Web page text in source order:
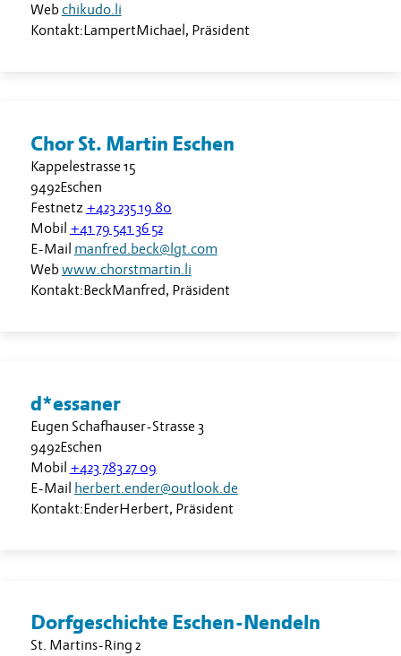
Webchikudo.li
Kontakt:LampertMichael, Präsident
Chor St. Martin Eschen
Kappelestrasse 15
9492Eschen
Festnetz +423 235 19 80
Mobil +41 79 541 36 52
E-Mail manfred.beck@lgt.com
Webwww.chorstmartin.li
Kontakt:BeckManfred, Präsident
d*essaner
Eugen Schafhauser-Strasse 3
9492Eschen
Mobil +423 783 27 09
E-Mail herbert.ender@outlook.de
Kontakt:EnderHerbert, Präsident
Dorfgeschichte Eschen-Nendeln
St. Martins-Ring 2